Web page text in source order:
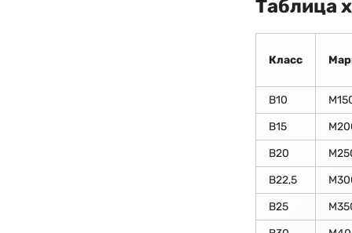
Таблица
Класс
В10
В15
В20
В22,5
В25